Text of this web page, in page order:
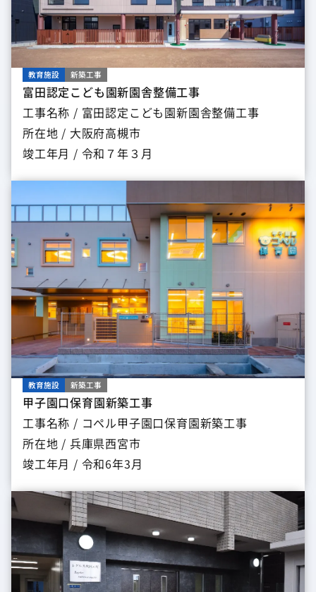
教育施設 新築工事
富田認定こども園新園舎整備工事
工事名称 / 富田認定こども園新園舎整備工事
所在地 / 大阪府高槻市
竣工年月 / 令和７年３月
教育施設 新築工事
甲子園口保育園新築工事
工事名称 / コペル甲子園口保育園新築工事
所在地 / 兵庫県西宮市
竣工年月 / 令和6年3月